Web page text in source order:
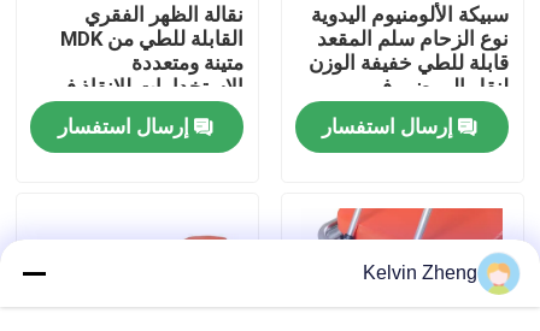
مراقبة الجودة
اتصل بنا
القضايا
سبيكة الألومنيوم اليدوية
نوع الزحام سلم المقعد
قابلة للطي خفيفة الوزن
لنقل المرضى في
المستشفى
إرسال استفسار
نقالة الظهر الفقري
القابلة للطي من MDK
متينة ومتعددة
الاستخدامات للإنقاذ في
البيئات القاسية
إرسال استفسار
Kelvin Zheng